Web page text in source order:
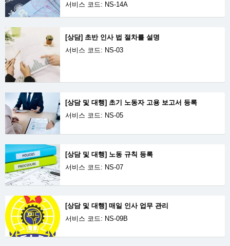
서비스 코드: NS-14A
[상담] 초반 인사 법 절차를 설명
서비스 코드: NS-03
[상담 및 대행] 초기 노동자 고용 보고서 등록
서비스 코드: NS-05
[상담 및 대행] 노동 규칙 등록
서비스 코드: NS-07
[상담 및 대행] 매일 인사 업무 관리
서비스 코드: NS-09B